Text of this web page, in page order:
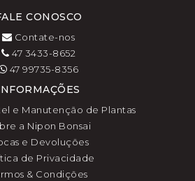
CONOSCO
Contate-nos
47 3433-8652
47 99735-8356
e Manutenção de Plantas
a Nipon Bonsai
e Devoluções
de Privacidade
& Condições